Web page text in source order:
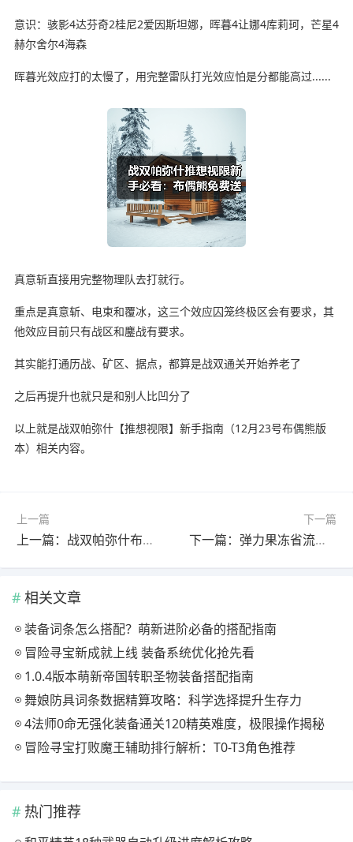
意识：骇影4达芬奇2桂尼2爱因斯坦娜，晖暮4让娜4库莉珂，芒星4
赫尔舍尔4海森
晖暮光效应打的太慢了，用完整雷队打光效应怕是分都能高过......
真意斩直接用完整物理队去打就行。
重点是真意斩、电束和覆冰，这三个效应囚笼终极区会有要求，其
他效应目前只有战区和鏖战有要求。
其实能打通历战、矿区、据点，都算是战双通关开始养老了
之后再提升也就只是和别人比凹分了
以上就是战双帕弥什【推想视限】新手指南（12月23号布偶熊版
本）相关内容。
上一篇
上一篇：战双帕弥什布偶熊·骇影新手怎么玩？上手攻略全解析
下一篇
下一篇：弹力果冻省流到底有多强？伤害对比与培养攻略
相关文章
装备词条怎么搭配？萌新进阶必备的搭配指南
冒险寻宝新成就上线 装备系统优化抢先看
1.0.4版本萌新帝国转职圣物装备搭配指南
舞娘防具词条数据精算攻略：科学选择提升生存力
4法师0命无强化装备通关120精英难度，极限操作揭秘
冒险寻宝打败魔王辅助排行解析：T0-T3角色推荐
热门推荐